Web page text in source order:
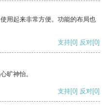
用起来非常方便。功能的布局也
支持[0] 反对[0]
旷神怡。
支持[0] 反对[0]